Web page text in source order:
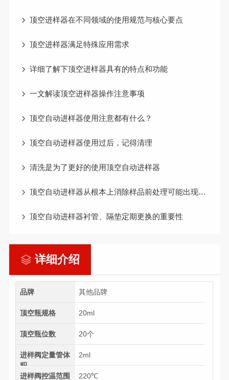
顶空进样器在不同领域的使用规范与核心要点
顶空进样器满足特殊应用需求
详细了解下顶空进样器具有的特点和功能
一文解读顶空进样器操作注意事项
顶空自动进样器使用注意都有什么？
顶空自动进样器使用过后，记得清理
清洗是为了更好的使用顶空自动进样器
顶空自动进样器从根本上消除样品前处理可能出现的错误和问题
顶空自动进样器衬管、隔垫定期更换的重要性
详细介绍
品牌 其他品牌
顶空瓶规格 20ml
顶空瓶位数 20个
进样阀定量管体
积
2ml
进样阀控温范围 220℃